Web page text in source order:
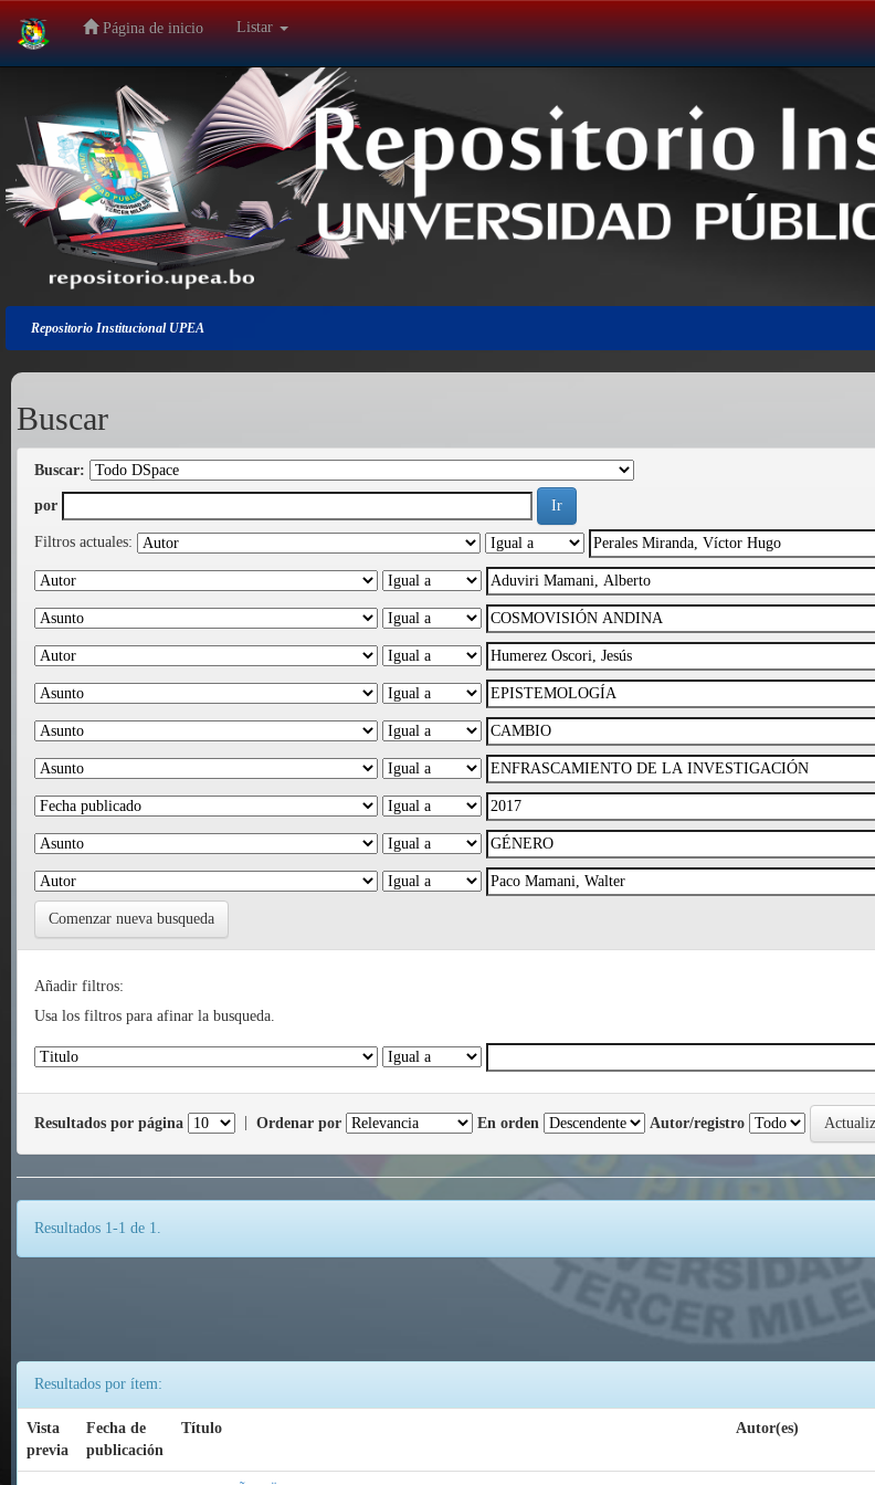
Salir
navegación
Página de inicio Listar
Repositorio Institucional UPEA
Buscar
Buscar:
por
Filtros actuales:
Comenzar nueva busqueda
Añadir filtros:
Usa los filtros para afinar la busqueda.
Resultados por página Ordenar por En orden Autor/registro
Resultados 1-1 de 1.
Resultados por ítem:
Vista
previa
Fecha de
publicación
Título Autor(es)